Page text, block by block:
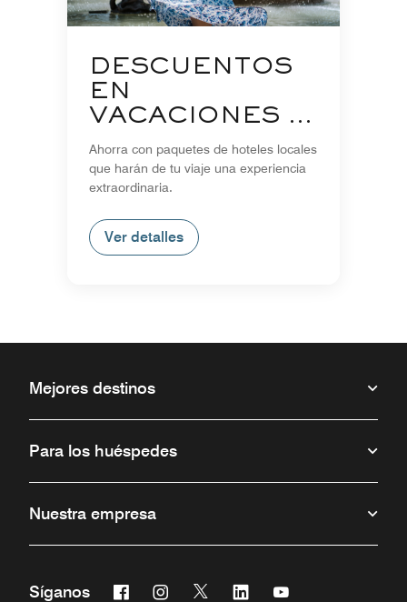
DESCUENTOS
EN
VACACIONES Y
PAQUETES DE
TEMPORADA
Ahorra con paquetes de hoteles locales
que harán de tu viaje una experiencia
extraordinaria.
Ver detalles
Mejores destinos
Para los huéspedes
Nuestra empresa
Síganos FacebookInstagram
Twitter Linkedin